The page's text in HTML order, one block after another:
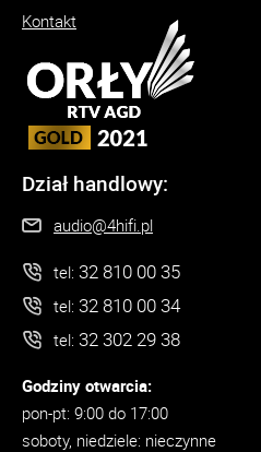
Kontakt
Dział handlowy:
audio@4hifi.pl
tel: 32 810 00 35
tel: 32 810 00 34
tel: 32 302 29 38
Godziny otwarcia:
pon-pt: 9:00 do 17:00
soboty, niedziele: nieczynne